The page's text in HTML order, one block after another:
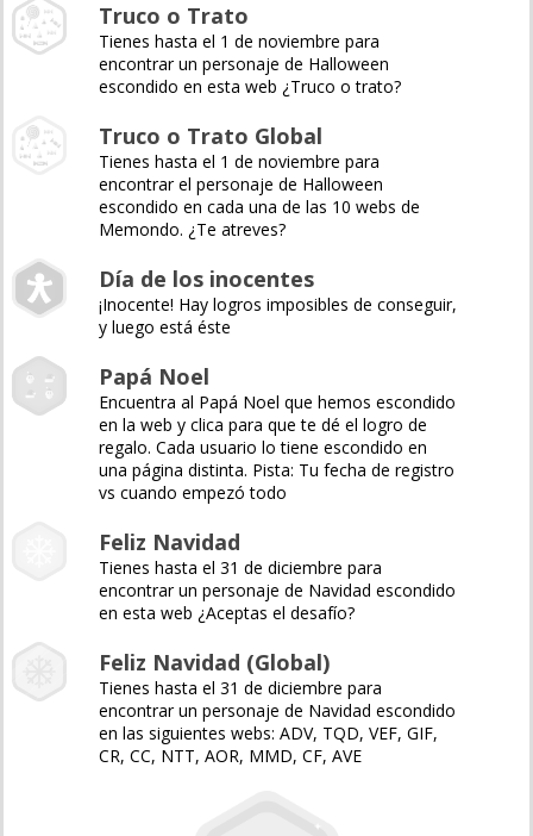
Truco o Trato
Tienes hasta el 1 de noviembre para
encontrar un personaje de Halloween
escondido en esta web ¿Truco o trato?
Truco o Trato Global
Tienes hasta el 1 de noviembre para
encontrar el personaje de Halloween
escondido en cada una de las 10 webs de
Memondo. ¿Te atreves?
Día de los inocentes
¡Inocente! Hay logros imposibles de conseguir,
y luego está éste
Papá Noel
Encuentra al Papá Noel que hemos escondido
en la web y clica para que te dé el logro de
regalo. Cada usuario lo tiene escondido en
una página distinta. Pista: Tu fecha de registro
vs cuando empezó todo
Feliz Navidad
Tienes hasta el 31 de diciembre para
encontrar un personaje de Navidad escondido
en esta web ¿Aceptas el desafío?
Feliz Navidad (Global)
Tienes hasta el 31 de diciembre para
encontrar un personaje de Navidad escondido
en las siguientes webs: ADV, TQD, VEF, GIF,
CR, CC, NTT, AOR, MMD, CF, AVE